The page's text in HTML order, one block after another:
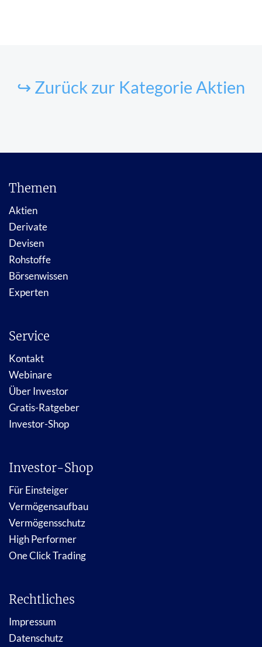
↪ Zurück zur Kategorie Aktien
Themen
Aktien
Derivate
Devisen
Rohstoffe
Börsenwissen
Experten
Service
Kontakt
Webinare
Über Investor
Gratis-Ratgeber
Investor-Shop
Investor-Shop
Für Einsteiger
Vermögensaufbau
Vermögensschutz
High Performer
One Click Trading
Rechtliches
Impressum
Datenschutz